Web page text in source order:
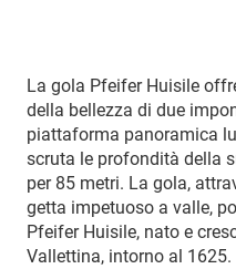
La gola Pfeifer Huisile
della bellezza di due
piattaforma panoramica
scruta le profondità della
per 85 metri. La gola,
getta impetuoso a valle,
Pfeifer Huisile, nato e
Vallettina, intorno al 1625.